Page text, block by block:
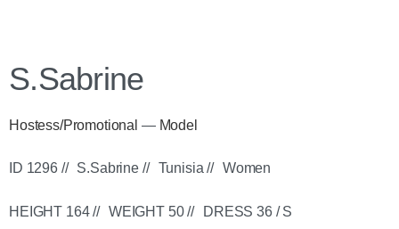
S.Sabrine
Hostess/Promotional — Model
ID 1296 // S.Sabrine // Tunisia // Women
HEIGHT 164 // WEIGHT 50 // DRESS 36 / S